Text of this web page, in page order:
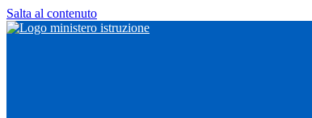
Salta al contenuto